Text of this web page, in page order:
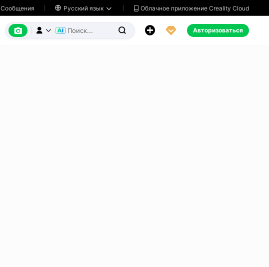
Сообщения  Русский язык   Облачное приложение Creality Cloud
      Авторизоваться